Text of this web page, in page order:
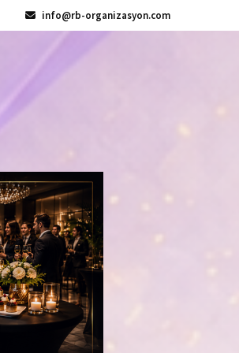
info@rb-organizasyon.com